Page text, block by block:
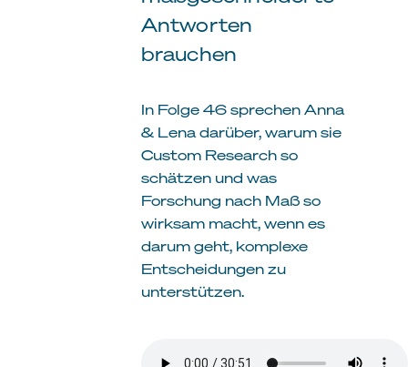
Antworten
brauchen
In Folge 46 sprechen Anna
& Lena darüber, warum sie
Custom Research so
schätzen und was
Forschung nach Maß so
wirksam macht, wenn es
darum geht, komplexe
Entscheidungen zu
unterstützen.